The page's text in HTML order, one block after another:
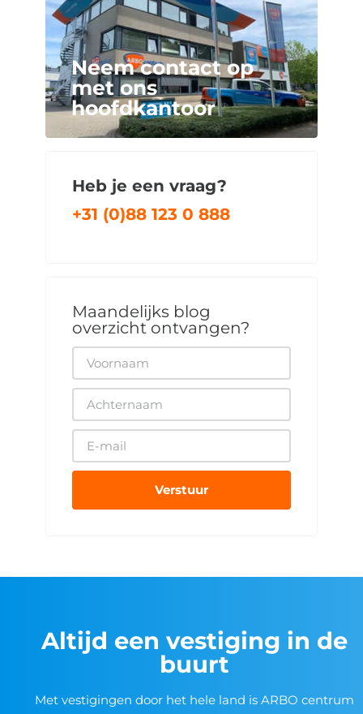
Neem contact op
met ons
hoofdkantoor
Heb je een vraag?
+31 (0)88 123 0 888
Maandelijks blog
overzicht ontvangen?
Verstuur
Altijd een vestiging in de
buurt
Met vestigingen door het hele land is ARBO centrum